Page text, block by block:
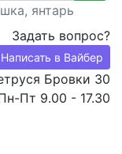
янтарь
Задать вопрос?
Написать в Вайбер
Бровки 30
Пт 9.00 - 17.30